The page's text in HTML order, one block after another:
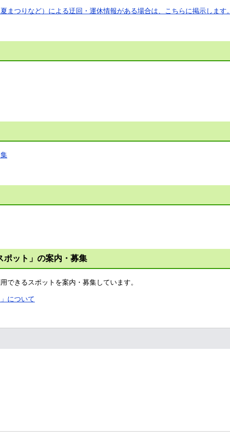
まつりなど）による迂回・運休情報がある場合は、こちらに掲示します
ポット」の案内・募集
できるスポットを案内・募集しています。
について